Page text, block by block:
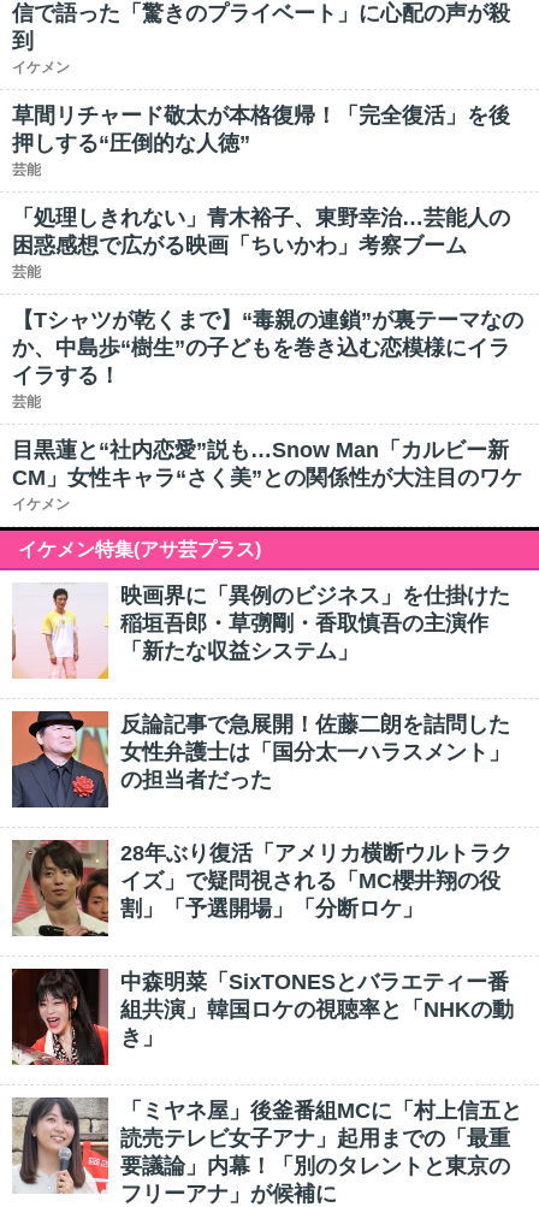
信で語った「驚きのプライベート」に心配の声が殺
到
イケメン
草間リチャード敬太が本格復帰！「完全復活」を後
押しする“圧倒的な人徳”
芸能
「処理しきれない」青木裕子、東野幸治…芸能人の
困惑感想で広がる映画「ちいかわ」考察ブーム
芸能
【Tシャツが乾くまで】“毒親の連鎖”が裏テーマなの
か、中島歩“樹生”の子どもを巻き込む恋模様にイラ
イラする！
芸能
目黒蓮と“社内恋愛”説も…Snow Man「カルビー新
CM」女性キャラ“さく美”との関係性が大注目のワケ
イケメン
イケメン特集(アサ芸プラス)
映画界に「異例のビジネス」を仕掛けた
稲垣吾郎・草彅剛・香取慎吾の主演作
「新たな収益システム」
反論記事で急展開！佐藤二朗を詰問した
女性弁護士は「国分太一ハラスメント」
の担当者だった
28年ぶり復活「アメリカ横断ウルトラク
イズ」で疑問視される「MC櫻井翔の役
割」「予選開場」「分断ロケ」
中森明菜「SixTONESとバラエティー番
組共演」韓国ロケの視聴率と「NHKの動
き」
「ミヤネ屋」後釜番組MCに「村上信五と
読売テレビ女子アナ」起用までの「最重
要議論」内幕！「別のタレントと東京の
フリーアナ」が候補に